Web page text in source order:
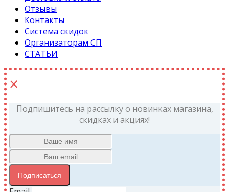
Отзывы
Контакты
Система скидок
Организаторам СП
СТАТЬИ
×
Подпишитесь на рассылку о новинках магазина,
скидках и акциях!
Подписаться